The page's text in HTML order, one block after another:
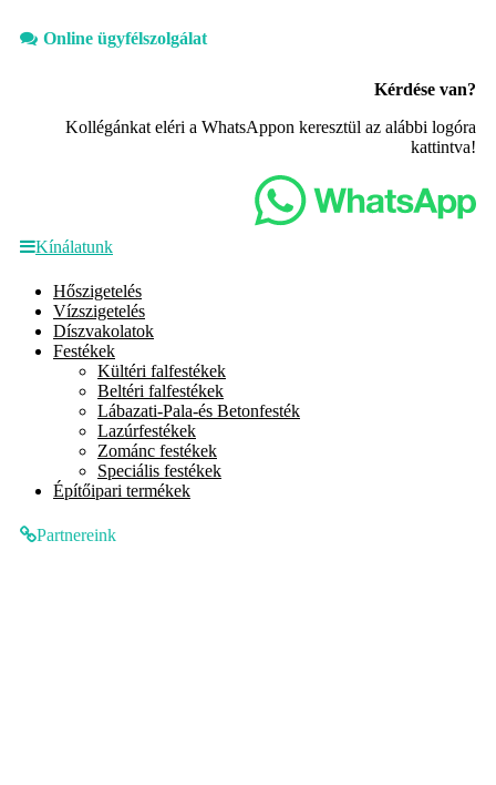
Online ügyfélszolgálat
Kérdése van?
Kollégánkat eléri a WhatsAppon keresztül az alábbi logóra
kattintva!
Kínálatunk
Hőszigetelés
Vízszigetelés
Díszvakolatok
Festékek
Kültéri falfestékek
Beltéri falfestékek
Lábazati-Pala-és Betonfesték
Lazúrfestékek
Zománc festékek
Speciális festékek
Építőipari termékek
Partnereink